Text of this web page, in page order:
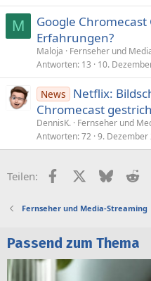
M
Google
Erfahrungen?
Maloja
Fernseher und
Antworten 13 10.
News
Netflix:
Chromecast
DennisK. Fernseher und
Antworten 72 9. Dezember
Teilen: FacebookX (Twitter)
Bluesky
Fernseher und Media-Streaming
Passend zum Thema